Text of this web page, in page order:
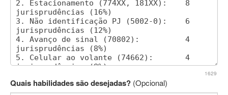
1629
Quais habilidades são desejadas? (Opcional)